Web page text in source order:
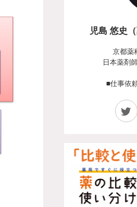
児島 悠史
京都薬
日本薬剤
■仕事依